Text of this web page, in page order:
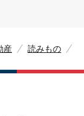
産 読みもの